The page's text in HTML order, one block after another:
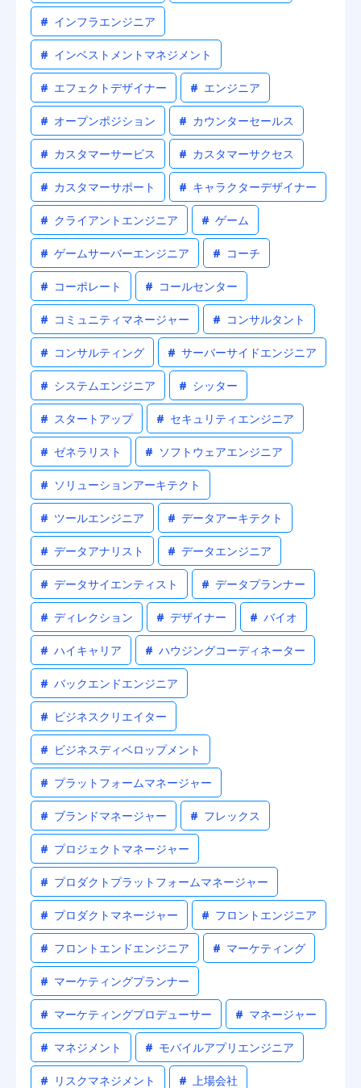
# インフラエンジニア
# インベストメントマネジメント
# エフェクトデザイナー # エンジニア
# オープンポジション # カウンターセールス
# カスタマーサービス # カスタマーサクセス
# カスタマーサポート # キャラクターデザイナー
# クライアントエンジニア # ゲーム
# ゲームサーバーエンジニア # コーチ
# コーポレート # コールセンター
# コミュニティマネージャー # コンサルタント
# コンサルティング # サーバーサイドエンジニア
# システムエンジニア # シッター
# スタートアップ # セキュリティエンジニア
# ゼネラリスト # ソフトウェアエンジニア
# ソリューションアーキテクト
# ツールエンジニア # データアーキテクト
# データアナリスト # データエンジニア
# データサイエンティスト # データプランナー
# ディレクション # デザイナー # バイオ
# ハイキャリア # ハウジングコーディネーター
# バックエンドエンジニア
# ビジネスクリエイター
# ビジネスディベロップメント
# プラットフォームマネージャー
# ブランドマネージャー # フレックス
# プロジェクトマネージャー
# プロダクトプラットフォームマネージャー
# プロダクトマネージャー # フロントエンジニア
# フロントエンドエンジニア # マーケティング
# マーケティングプランナー
# マーケティングプロデューサー # マネージャー
# マネジメント # モバイルアプリエンジニア
# リスクマネジメント # 上場会社